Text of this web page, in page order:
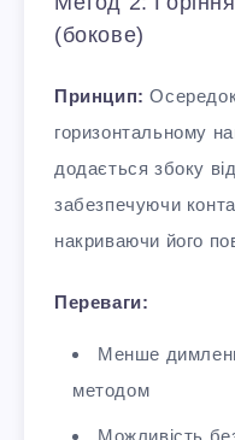
(бокове)
Принцип:
горизонтальному
додається збоку
забезпечуючи
накриваючи його
Переваги:
Менше
методом
Можливість